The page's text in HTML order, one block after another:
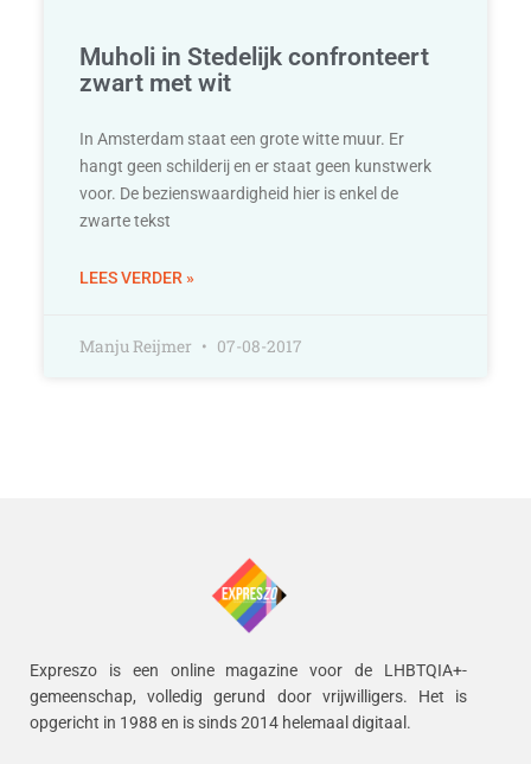
Muholi in Stedelijk confronteert
zwart met wit
In Amsterdam staat een grote witte muur. Er
hangt geen schilderij en er staat geen kunstwerk
voor. De bezienswaardigheid hier is enkel de
zwarte tekst
LEES VERDER »
Manju Reijmer 07-08-2017
Expreszo is een online magazine voor de LHBTQIA+-
gemeenschap, volledig gerund door vrijwilligers. Het is
opgericht in 1988 en is sinds 2014 helemaal digitaal.